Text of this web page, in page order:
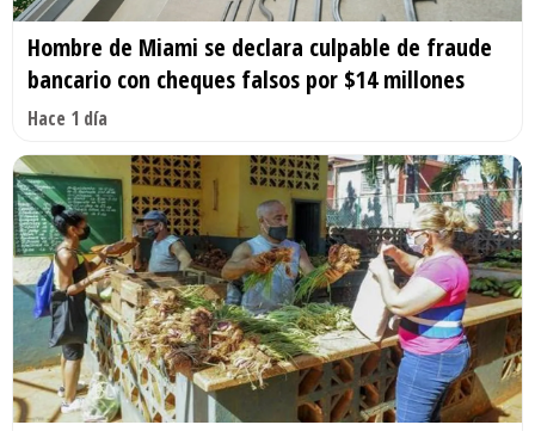
Hombre de Miami se declara culpable de fraude
bancario con cheques falsos por $14 millones
Hace 1 día